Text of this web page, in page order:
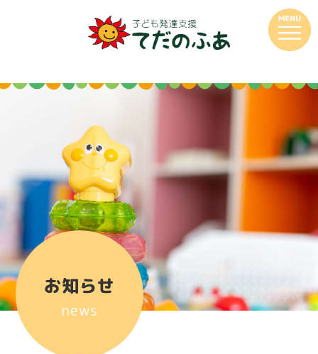
お知らせ
news